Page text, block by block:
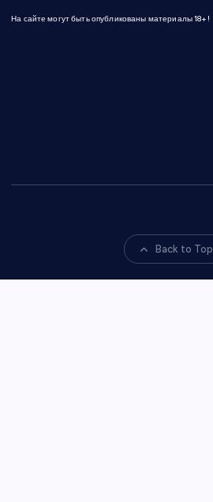
На сайте могут быть опубликованы материалы 18+!
Back to Top